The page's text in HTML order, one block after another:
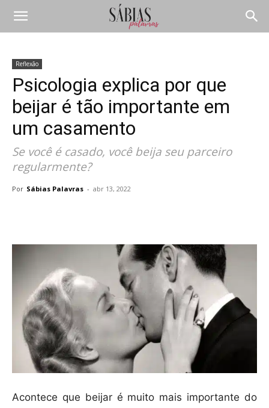
Reflexão
Psicologia explica por que
beijar é tão importante em
um casamento
Se você é casado, você beija seu parceiro
regularmente?
Por Sábias Palavras - abr 13, 2022
Acontece que beijar é muito mais importante do